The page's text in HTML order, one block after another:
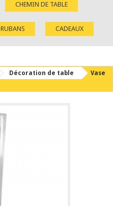
CHEMIN DE TABLE
RUBANS CADEAUX
Décoration de table
Vase